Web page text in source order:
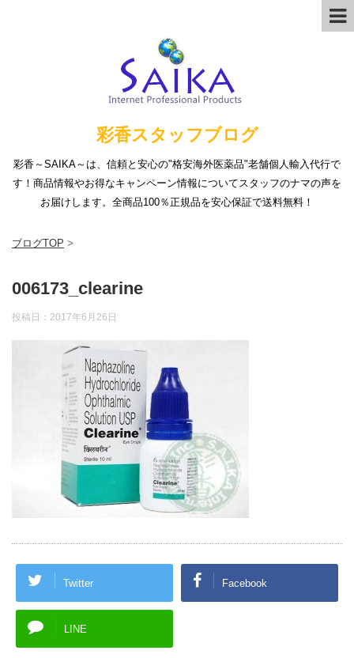
彩香スタッフブログ
彩香～SAIKA～は、信頼と安心の"格安海外医薬品"老舗個人輸入代行で
す！商品情報やお得なキャンペーン情報についてスタッフのナマの声を
お届けします。全商品100％正規品を安心保証で送料無料！
ブログTOP >
006173_clearine
投稿日： 2017年6月26日
Twitter Facebook
LINE